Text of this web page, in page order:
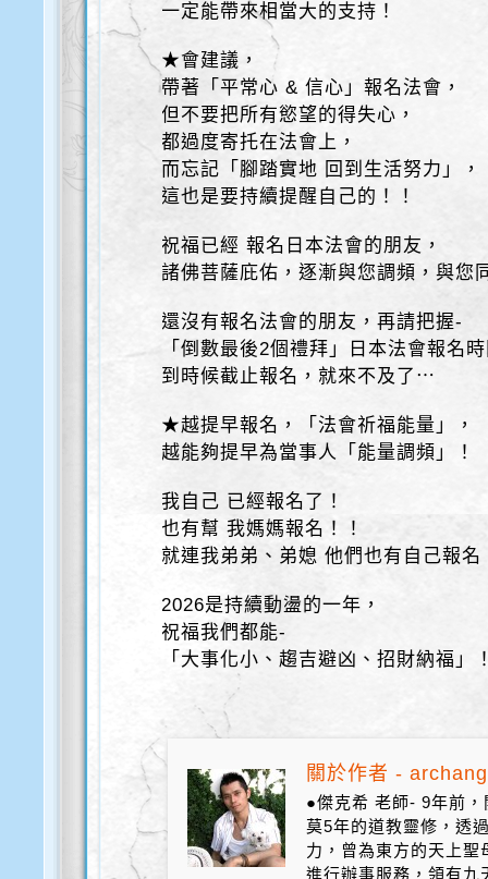
一定能帶來相當大的支持！
★會建議，
帶著「平常心 & 信心」報名法會，
但不要把所有慾望的得失心，
都過度寄托在法會上，
而忘記「腳踏實地 回到生活努力」，
這也是要持續提醒自己的！！
祝福已經 報名日本法會的朋友，
諸佛菩薩庇佑，逐漸與您調頻，與您
還沒有報名法會的朋友，再請把握-
「倒數最後2個禮拜」日本法會報名
到時候截止報名，就來不及了⋯
★越提早報名，「法會祈福能量」，
越能夠提早為當事人「能量調頻」！
我自己 已經報名了！
也有幫 我媽媽報名！！
就連我弟弟、弟媳 他們也有自己報名
2026是持續動盪的一年，
祝福我們都能-
「大事化小、趨吉避凶、招財納福」
關於作者 -
●傑克希 老師- 9年前
莫5年的道教靈修，透
力，曾為東方的天上
進行辦事服務，領有